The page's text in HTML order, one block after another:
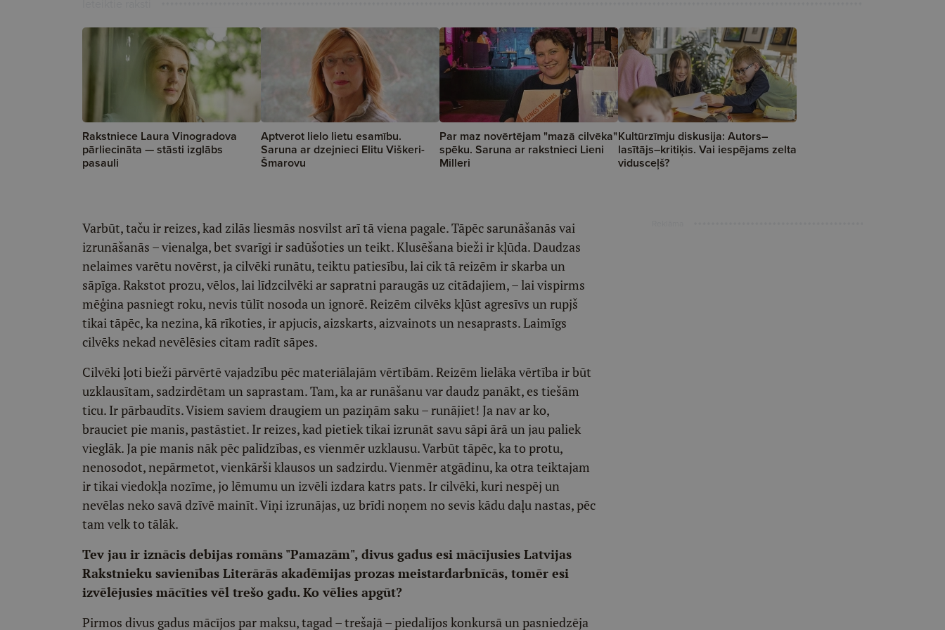
Rakstniece Laura Vinogradova
pārliecināta — stāsti izglābs
pasauli
Aptverot lielo lietu esamību.
Saruna ar dzejnieci Elitu Viškeri-
Šmarovu
Par maz novērtējam "mazā cilvēka"
spēku. Saruna ar rakstnieci Lieni
Milleri
Kultūrzīmju diskusija: Autors–
lasītājs–kritiķis. Vai iespējams zelta
vidusceļš?
Varbūt, taču ir reizes, kad zilās liesmās nosvilst arī tā viena pagale. Tāpēc sarunāšanās vai
izrunāšanās – vienalga, bet svarīgi ir sadūšoties un teikt. Klusēšana bieži ir kļūda. Daudzas
nelaimes varētu novērst, ja cilvēki runātu, teiktu patiesību, lai cik tā reizēm ir skarba un
sāpīga. Rakstot prozu, vēlos, lai līdzcilvēki ar sapratni paraugās uz citādajiem, – lai vispirms
mēģina pasniegt roku, nevis tūlīt nosoda un ignorē. Reizēm cilvēks kļūst agresīvs un rupjš
tikai tāpēc, ka nezina, kā rīkoties, ir apjucis, aizskarts, aizvainots un nesaprasts. Laimīgs
cilvēks nekad nevēlēsies citam radīt sāpes.
Cilvēki ļoti bieži pārvērtē vajadzību pēc materiālajām vērtībām. Reizēm lielāka vērtība ir būt
uzklausītam, sadzirdētam un saprastam. Tam, ka ar runāšanu var daudz panākt, es tiešām
ticu. Ir pārbaudīts. Visiem saviem draugiem un paziņām saku – runājiet! Ja nav ar ko,
brauciet pie manis, pastāstiet. Ir reizes, kad pietiek tikai izrunāt savu sāpi ārā un jau paliek
vieglāk. Ja pie manis nāk pēc palīdzības, es vienmēr uzklausu. Varbūt tāpēc, ka to protu,
nenosodot, nepārmetot, vienkārši klausos un sadzirdu. Vienmēr atgādinu, ka otra teiktajam
ir tikai viedokļa nozīme, jo lēmumu un izvēli izdara katrs pats. Ir cilvēki, kuri nespēj un
nevēlas neko savā dzīvē mainīt. Viņi izrunājas, uz brīdi noņem no sevis kādu daļu nastas, pēc
tam velk to tālāk.
Tev jau ir iznācis debijas romāns "Pamazām", divus gadus esi mācījusies Latvijas
Rakstnieku savienības Literārās akadēmijas prozas meistardarbnīcās, tomēr esi
izvēlējusies mācīties vēl trešo gadu. Ko vēlies apgūt?
Pirmos divus gadus mācījos par maksu, tagad – trešajā – piedalījos konkursā un pasniedzēja